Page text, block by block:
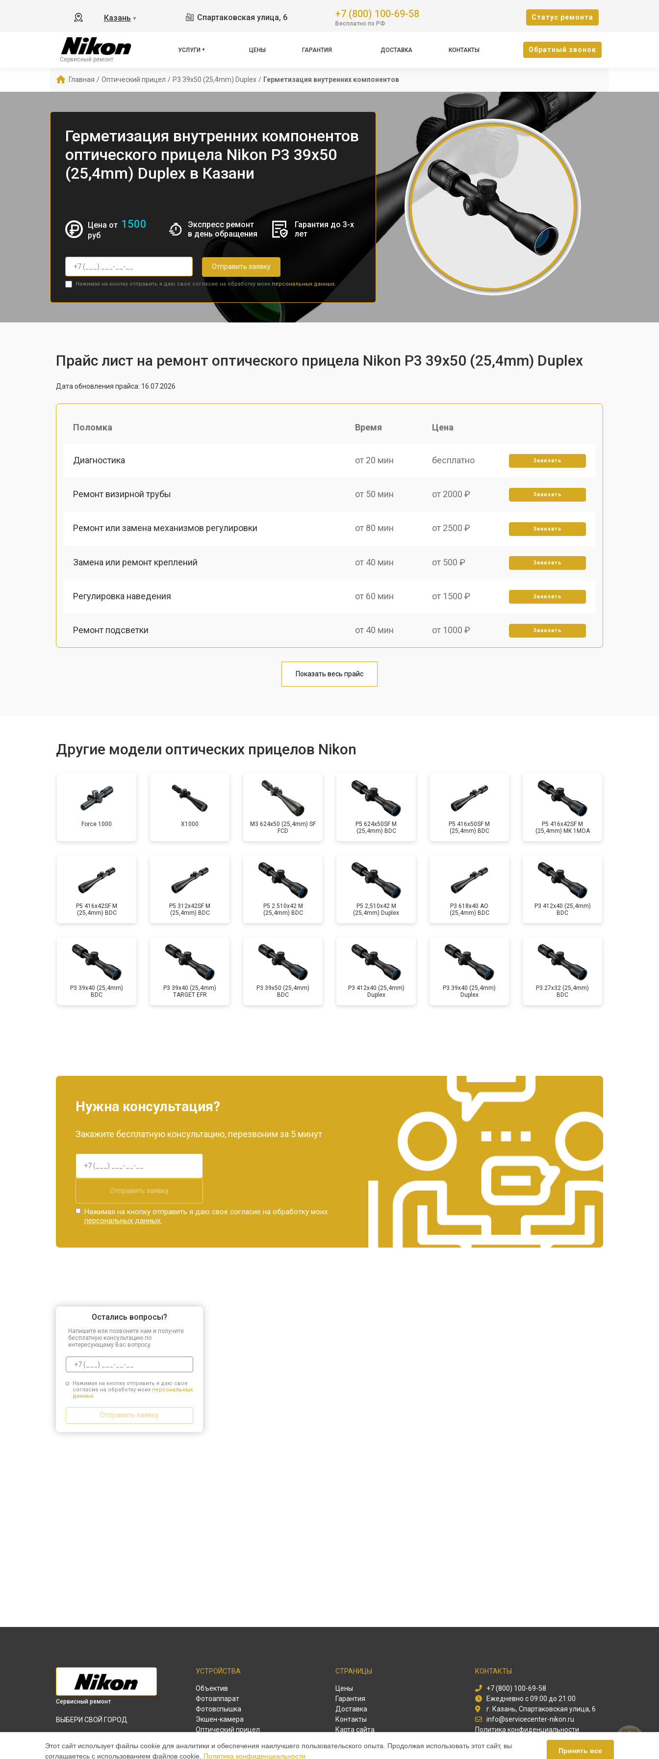
Казань ▼ Спартаковская улица, 6 +7 (800) 100-69-58
Бесплатно по РФ
Cтатус ремонта
Сервисный ремонт
УСЛУГИ ЦЕНЫ ГАРАНТИЯ ДОСТАВКА КОНТАКТЫ Oбратный звонок
Главная / Оптический прицел / P3 39x50 (25,4mm) Duplex / Герметизация внутренних компонентов
Герметизация внутренних компонентов
оптического прицела Nikon P3 39x50
(25,4mm) Duplex в Казани
Цена от 1500
руб
Экспресс ремонт
в день обращения
Гарантия до 3-х
лет
Отправить заявку
Нажимая на кнопку отправить я даю свое согласие на обработку моих персональных данных.
Прайс лист на ремонт оптического прицела Nikon P3 39x50 (25,4mm) Duplex
Дата обновления прайса: 16.07.2026
Поломка Время Цена
Диагностика от 20 мин бесплатно Заказать
Ремонт визирной трубы от 50 мин от 2000 ₽ Заказать
Ремонт или замена механизмов регулировки от 80 мин от 2500 ₽ Заказать
Замена или ремонт креплений от 40 мин от 500 ₽ Заказать
Регулировка наведения от 60 мин от 1500 ₽ Заказать
Ремонт подсветки от 40 мин от 1000 ₽ Заказать
от 70 мин
Показать весь прайс
Другие модели оптических прицелов Nikon
Force 1000 X1000
M3 624x50 (25,4mm) SF
FCD
P5 624x50SF M
(25,4mm) BDC
P5 416x50SF M
(25,4mm) BDC
P5 416x42SF M
(25,4mm) MK 1MOA
P5 416x42SF M
(25,4mm) BDC
P5 312x42SF M
(25,4mm) BDC
P5 2.510x42 M
(25,4mm) BDC
P5 2,510x42 M
(25,4mm) Duplex
P3 618x40 AO
(25,4mm) BDC
P3 412x40 (25,4mm)
BDC
P3 39x40 (25,4mm)
BDC
P3 39x40 (25,4mm)
TARGET EFR
P3 39x50 (25,4mm)
BDC
P3 412x40 (25,4mm)
Duplex
P3 39x40 (25,4mm)
Duplex
P3 27x32 (25,4mm)
BDC
Нужна консультация?
Закажите бесплатную консультацию, перезвоним за 5 минут
Отправить заявку
Нажимая на кнопку отправить я даю свое согласие на обработку моих
персональных данных.
Остались вопросы?
Напишите или позвоните нам и получите
бесплатную консультацию по
интересующему Вас вопросу.
Нажимая на кнопку отправить я даю свое
согласие на обработку моих персональных
данных.
Отправить заявку
Сервисный ремонт
ВЫБЕРИ СВОЙ ГОРОД
оптического прицела P3 39x50 (25,4mm)
УСТРОЙСТВА
Объектив
Фотоаппарат
Фотовспышка
Экшен-камера
Оптический прицел
СТРАНИЦЫ
Цены
Гарантия
Доставка
Контакты
Карта сайта
КОНТАКТЫ
+7 (800) 100-69-58
Ежедневно с 09:00 до 21:00
г. Казань, Спартаковская улица, 6
info@servicecenter-nikon.ru
Политика конфиденциальности
Способы оплаты
Этот сайт использует файлы cookie для аналитики и обеспечения наилучшего пользовательского опыта. Продолжая использовать этот сайт, вы
соглашаетесь с использованием файлов cookie. Политика конфиденциальности
Принять все